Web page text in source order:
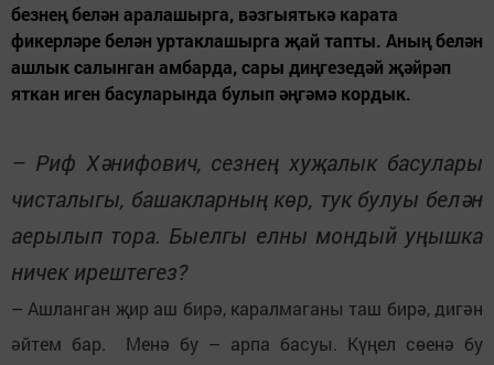
безнең белән аралашырга, вәзгыятькә карата
фикерләре белән уртаклашырга җай тапты. Аның белән
ашлык салынган амбарда, сары диңгезедәй җәйрәп
яткан иген басуларында булып әңгәмә кордык.
– Риф Хәнифович, сезнең хуҗалык басулары
чисталыгы, башакларның көр, тук булуы белән
аерылып тора. Быелгы елны мондый уңышка
ничек ирештегез?
– Ашланган җир аш бирә, каралмаганы таш бирә, дигән
әйтем бар. Менә бу – арпа басуы. Күңел сөенә бу